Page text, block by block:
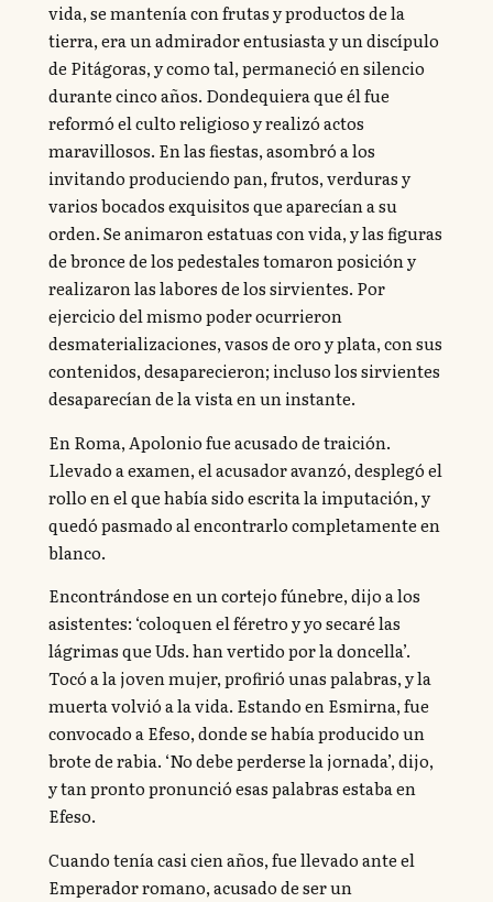
vida, se mantenía con frutas y productos de la
tierra, era un admirador entusiasta y un discípulo
de Pitágoras, y como tal, permaneció en silencio
durante cinco años. Dondequiera que él fue
reformó el culto religioso y realizó actos
maravillosos. En las fiestas, asombró a los
invitando produciendo pan, frutos, verduras y
varios bocados exquisitos que aparecían a su
orden. Se animaron estatuas con vida, y las figuras
de bronce de los pedestales tomaron posición y
realizaron las labores de los sirvientes. Por
ejercicio del mismo poder ocurrieron
desmaterializaciones, vasos de oro y plata, con sus
contenidos, desaparecieron; incluso los sirvientes
desaparecían de la vista en un instante.
En Roma, Apolonio fue acusado de traición.
Llevado a examen, el acusador avanzó, desplegó el
rollo en el que había sido escrita la imputación, y
quedó pasmado al encontrarlo completamente en
blanco.
Encontrándose en un cortejo fúnebre, dijo a los
asistentes: ‘coloquen el féretro y yo secaré las
lágrimas que Uds. han vertido por la doncella’.
Tocó a la joven mujer, profirió unas palabras, y la
muerta volvió a la vida. Estando en Esmirna, fue
convocado a Efeso, donde se había producido un
brote de rabia. ‘No debe perderse la jornada’, dijo,
y tan pronto pronunció esas palabras estaba en
Efeso.
Cuando tenía casi cien años, fue llevado ante el
Emperador romano, acusado de ser un